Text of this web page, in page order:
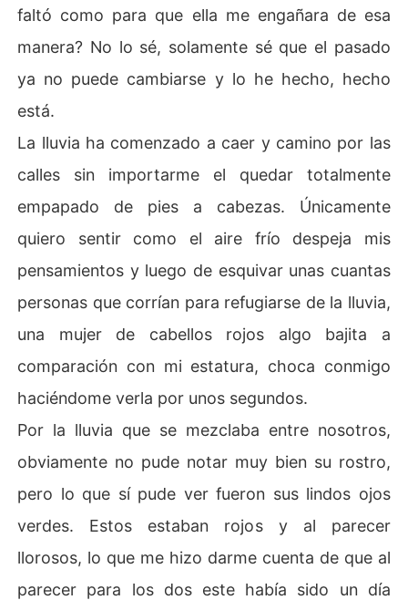
faltó como para que ella me engañara de esa
manera? No lo sé, solamente sé que el pasado
ya no puede cambiarse y lo he hecho, hecho
está.
La lluvia ha comenzado a caer y camino por las
calles sin importarme el quedar totalmente
empapado de pies a cabezas. Únicamente
quiero sentir como el aire frío despeja mis
pensamientos y luego de esquivar unas cuantas
personas que corrían para refugiarse de la lluvia,
una mujer de cabellos rojos algo bajita a
comparación con mi estatura, choca conmigo
haciéndome verla por unos segundos.
Por la lluvia que se mezclaba entre nosotros,
obviamente no pude notar muy bien su rostro,
pero lo que sí pude ver fueron sus lindos ojos
verdes. Estos estaban rojos y al parecer
llorosos, lo que me hizo darme cuenta de que al
parecer para los dos este había sido un día